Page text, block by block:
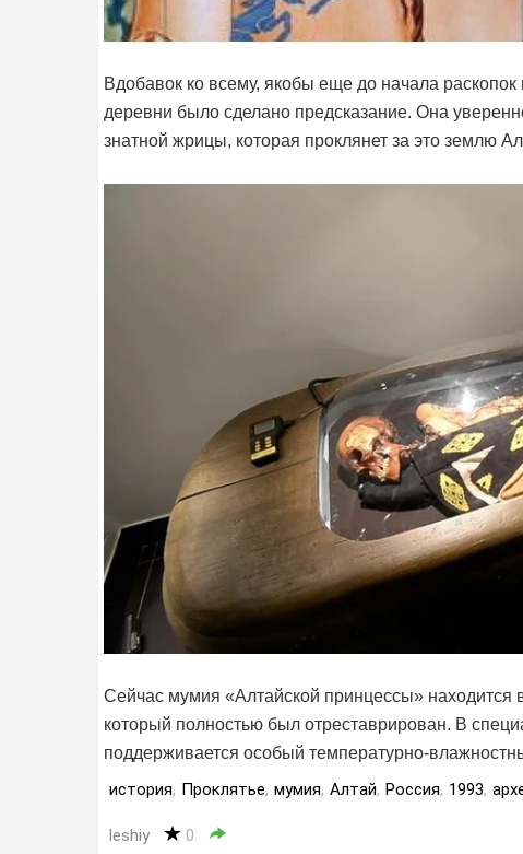
Вдобавок ко всему, якобы еще до начала
деревни было сделано предсказание. Она
знатной жрицы, которая проклянет за это землю
Сейчас мумия «Алтайской принцессы» находится
который полностью был отреставрирован. В
поддерживается особый температурно-
история, Проклятье, мумия, Алтай, Россия, 1993,
leshiy 0